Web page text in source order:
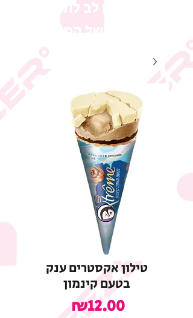
המבצע של המוצר
טילון אקסטרים ענק
בטעם קינמון
₪12.00מחיר